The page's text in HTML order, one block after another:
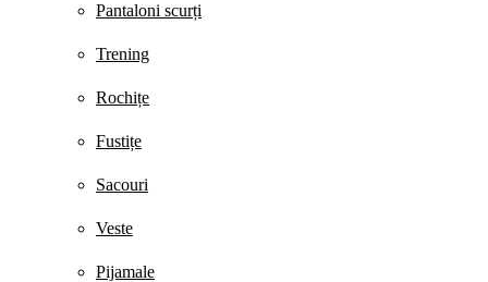
Pantaloni scurți
Trening
Rochițe
Fustițe
Sacouri
Veste
Pijamale